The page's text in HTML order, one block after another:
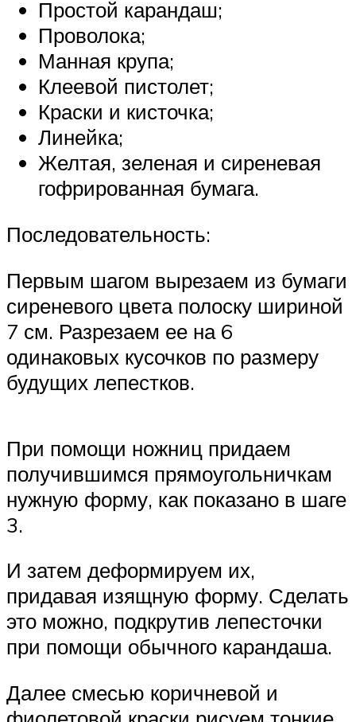
Простой карандаш;
Проволока;
Манная крупа;
Клеевой пистолет;
Краски и кисточка;
Линейка;
Желтая, зеленая и сиреневая
гофрированная бумага.
Последовательность:
Первым шагом вырезаем из бумаги
сиреневого цвета полоску шириной
7 см. Разрезаем ее на 6
одинаковых кусочков по размеру
будущих лепестков.
При помощи ножниц придаем
получившимся прямоугольничкам
нужную форму, как показано в шаге
3.
И затем деформируем их,
придавая изящную форму. Сделать
это можно, подкрутив лепесточки
при помощи обычного карандаша.
Далее смесью коричневой и